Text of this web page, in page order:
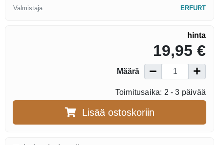
Valmistaja ERFURT
hinta
19,95 €
Määrä
Toimitusaika: 2 - 3 päivää
Lisää ostoskoriin